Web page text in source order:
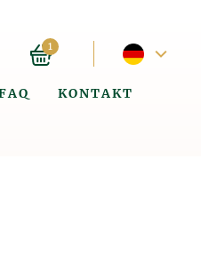
Sprache
1
KONTAKT